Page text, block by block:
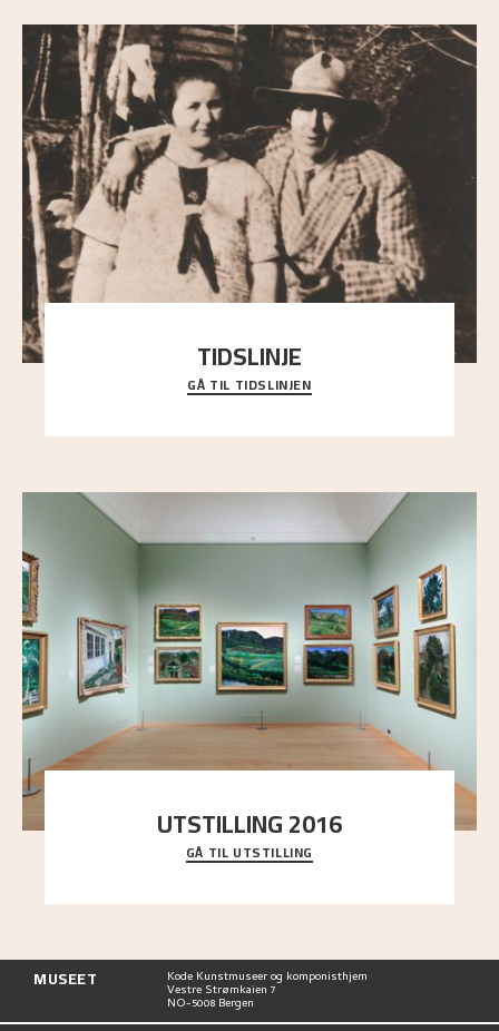
TIDSLINJE
Bli kjent med Nikolai Astrups liv, kunstnerskap og
ettermæle i en interaktiv presentasjon.
GÅ TIL TIDSLINJEN
UTSTILLING 2016
En komplett oversikt over Nikolai Astrups
utstillinger, fra debuten i 1900 og frem til i dag.
GÅ TIL UTSTILLING
MUSEET Kode Kunstmuseer og komponisthjem
Vestre Strømkaien 7
NO-5008 Bergen